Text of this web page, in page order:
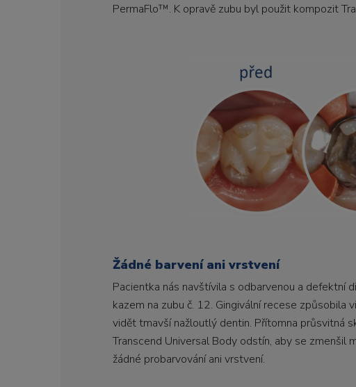
PermaFlo™. K opravě zubu byl použit kompozit
Žádné barvení ani vrstvení
Pacientka nás navštívila s odbarvenou a defektní
kazem na zubu č. 12. Gingivální recese
vidět tmavší nažloutlý dentin. Přítomna průsvitná
Transcend Universal Body odstín, aby se zmenšil
žádné probarvování ani vrstvení.